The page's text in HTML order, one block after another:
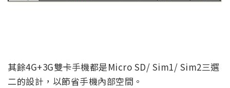
其餘4G+3G雙卡手機都是Micro SD/ Sim1/ Sim2三選
二的設計，以節省手機內部空間。